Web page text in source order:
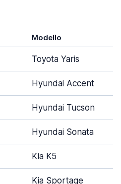
Modello
Toyota Yaris
Hyundai Accent
Hyundai Tucson
Hyundai Sonata
Kia K5
Kia Sportage